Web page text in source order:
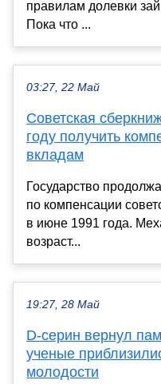
правилам долевки
Пока что ...
03:27, 22 Май
Советская
году получить
вкладам
Государство
по компенсации
в июне 1991 года.
возраст...
19:27, 28 Май
D-серин вернул
ученые
молодости